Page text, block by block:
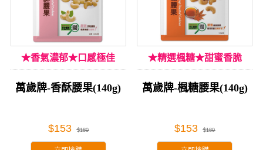
★香氣濃郁★口感極佳
萬歲牌-香酥腰果(140g)
$153 $180
★精選楓糖★甜蜜香脆
萬歲牌-楓糖腰果(140g)
$153 $180